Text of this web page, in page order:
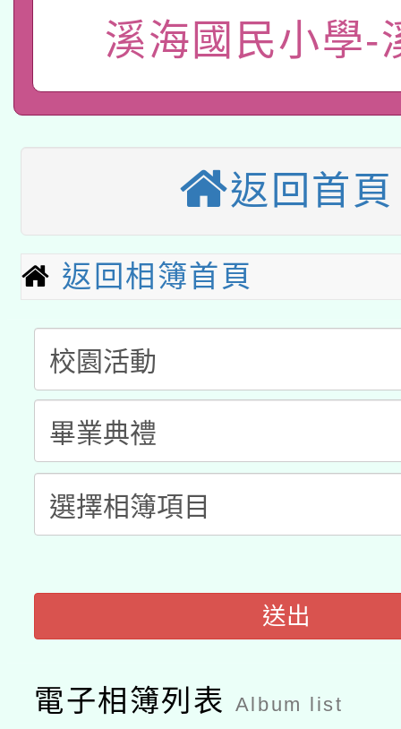
pilot」
有關大陸委員會函釋公
薪期間赴陸應申請許可
轉知經濟部水利署委託
業技術研究院辦理「
用水績優單位及節水達
115年8月22日(星期六
開 智慧啟航」
2026年桃園地景藝術
本校115學年度第2次
招甄選結果公告(無人
招)
適應運動共學行動站研
本館辦理115年度閱讀
暨閱讀推動專業研習
科技賦能─人工智慧
礎課程
A3數位素養講師名單
「數位內容與教學軟體
pilot」
有關大陸委員會函釋公
薪期間赴陸應申請許可
轉知經濟部水利署委託
用水績優單位及節水達
桃園市孔廟祈福系列
2026年桃園地景藝術
溪海國民小學-
返回首頁
返回相簿首頁
送出
電子相簿列表 Album list